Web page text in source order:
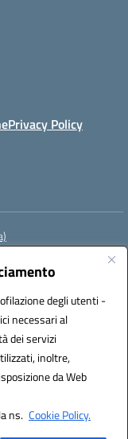
degli utenti -
necessari al
dei servizi
inoltre,
da Web
ns. Cookie Policy.
Privacy Policy
istsc_ceis014005
S.r.l.
Italia